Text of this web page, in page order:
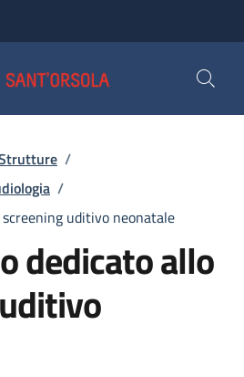
/
/
uditivo neonatale
dedicato allo